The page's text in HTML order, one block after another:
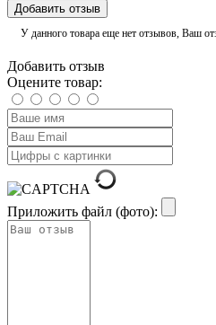
Добавить отзыв
У данного товара еще нет отзывов, Ваш
Добавить отзыв
Оцените товар:
Приложить файл (фото):